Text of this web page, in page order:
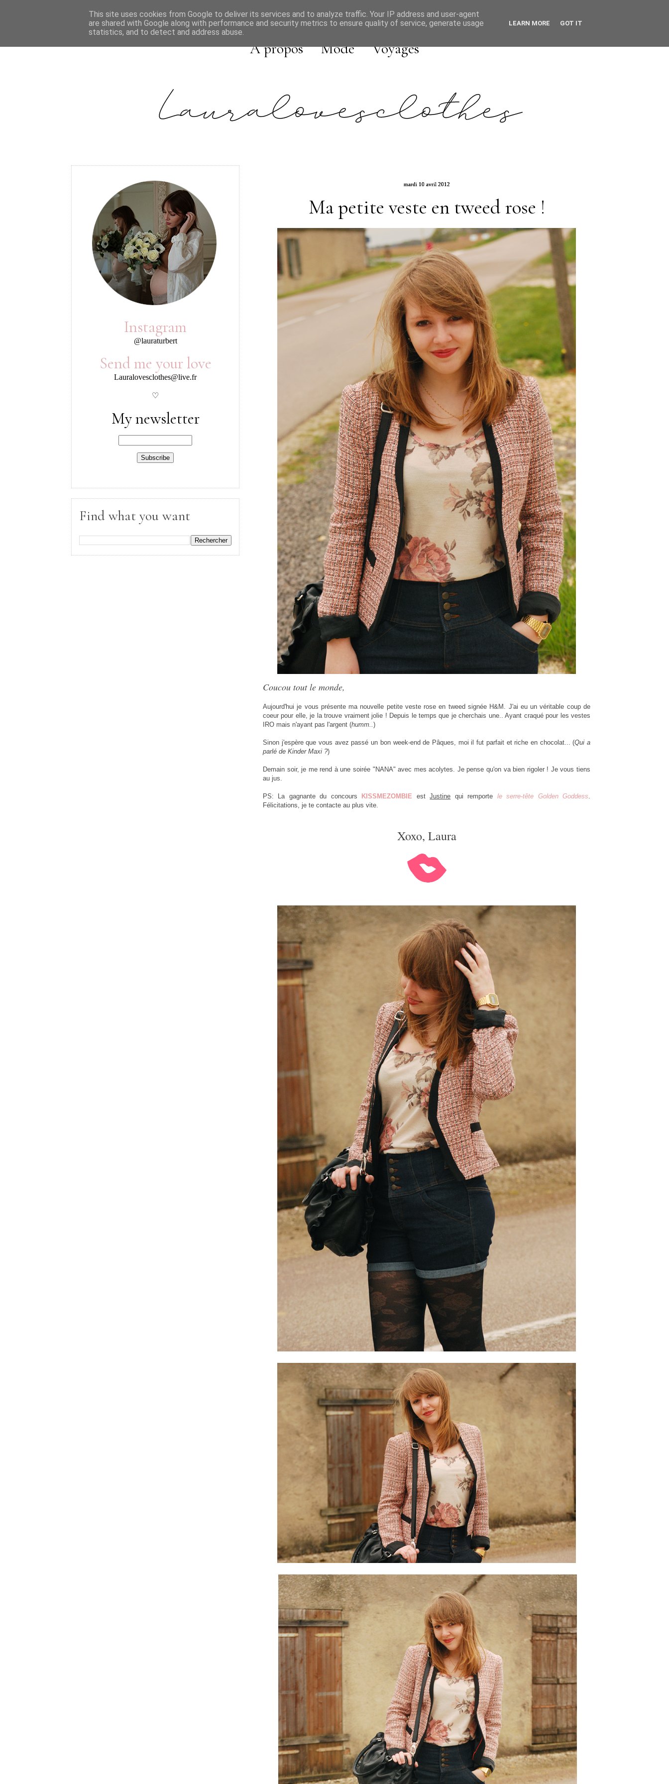
A propos Mode Voyages
mardi 10 avril 2012
Ma petite veste en tweed rose !
Coucou tout le monde,
Aujourd'hui je vous présente ma nouvelle petite veste rose en tweed signée H&M. J'ai eu un véritable coup de
coeur pour elle, je la trouve vraiment jolie ! Depuis le temps que je cherchais une.. Ayant craqué pour les vestes
IRO mais n'ayant pas l'argent (humm..)
Sinon j'espère que vous avez passé un bon week-end de Pâques, moi il fut parfait et riche en chocolat... (Qui a
parlé de Kinder Maxi ?)
Demain soir, je me rend à une soirée "NANA" avec mes acolytes. Je pense qu'on va bien rigoler ! Je vous tiens
au jus.
PS: La gagnante du concours KISSMEZOMBIE estJustine qui remporte le serre-tête Golden Goddess.
Félicitations, je te contacte au plus vite.
Xoxo, Laura
Instagram
@lauraturbert
Send me your love
Lauralovesclothes@live.fr
♡
My newsletter
Find what you want
This site uses cookies from Google to deliver its services and to analyze traffic. Your IP address and user-agent
are shared with Google along with performance and security metrics to ensure quality of service, generate usage
statistics, and to detect and address abuse.
LEARN MORE GOT IT